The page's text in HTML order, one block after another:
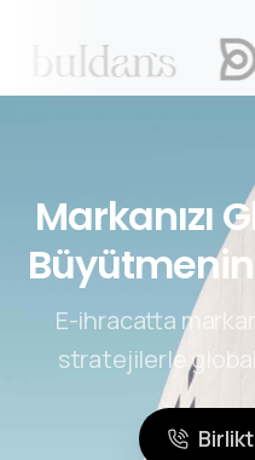
Markanızı
E-ihracatta
stratejilerle